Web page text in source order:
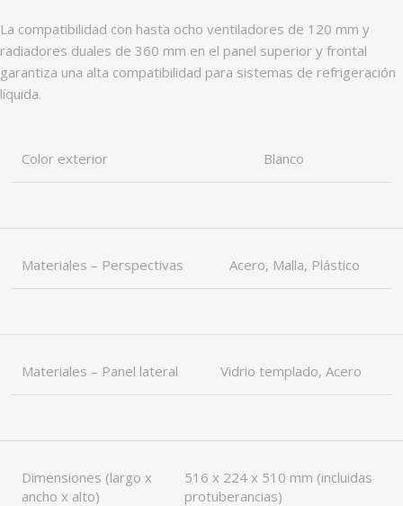
La compatibilidad con hasta ocho ventiladores de 120 mm y
radiadores duales de 360 ​​mm en el panel superior y frontal
garantiza una alta compatibilidad para sistemas de refrigeración
líquida.
Color exterior Blanco
Materiales – Perspectivas Acero, Malla, Plástico
Materiales – Panel lateral Vidrio templado, Acero
Dimensiones (largo x
ancho x alto)
516 x 224 x 510 mm (incluidas
protuberancias)